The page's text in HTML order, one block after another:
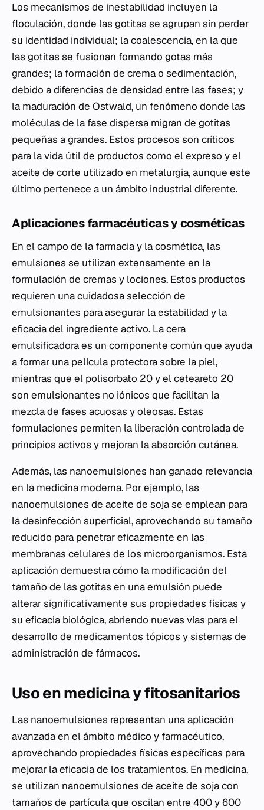
Los mecanismos de inestabilidad incluyen la
floculación, donde las gotitas se agrupan sin perder
su identidad individual; la coalescencia, en la que
las gotitas se fusionan formando gotas más
grandes; la formación de crema o sedimentación,
debido a diferencias de densidad entre las fases; y
la maduración de Ostwald, un fenómeno donde las
moléculas de la fase dispersa migran de gotitas
pequeñas a grandes. Estos procesos son críticos
para la vida útil de productos como el expreso y el
aceite de corte utilizado en metalurgia, aunque este
último pertenece a un ámbito industrial diferente.
Aplicaciones farmacéuticas y cosméticas
En el campo de la farmacia y la cosmética, las
emulsiones se utilizan extensamente en la
formulación de cremas y lociones. Estos productos
requieren una cuidadosa selección de
emulsionantes para asegurar la estabilidad y la
eficacia del ingrediente activo. La cera
emulsificadora es un componente común que ayuda
a formar una película protectora sobre la piel,
mientras que el polisorbato 20 y el ceteareto 20
son emulsionantes no iónicos que facilitan la
mezcla de fases acuosas y oleosas. Estas
formulaciones permiten la liberación controlada de
principios activos y mejoran la absorción cutánea.
Además, las nanoemulsiones han ganado relevancia
en la medicina moderna. Por ejemplo, las
nanoemulsiones de aceite de soja se emplean para
la desinfección superficial, aprovechando su tamaño
reducido para penetrar eficazmente en las
membranas celulares de los microorganismos. Esta
aplicación demuestra cómo la modificación del
tamaño de las gotitas en una emulsión puede
alterar significativamente sus propiedades físicas y
su eficacia biológica, abriendo nuevas vías para el
desarrollo de medicamentos tópicos y sistemas de
administración de fármacos.
Uso en medicina y fitosanitarios
Las nanoemulsiones representan una aplicación
avanzada en el ámbito médico y farmacéutico,
aprovechando propiedades físicas específicas para
mejorar la eficacia de los tratamientos. En medicina,
se utilizan nanoemulsiones de aceite de soja con
tamaños de partícula que oscilan entre 400 y 600